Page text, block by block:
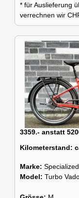
* für Auslieferung
verrechnen wir
3359.- anstatt
Kilometerstand:
Marke: Specialized
Model: Turbo